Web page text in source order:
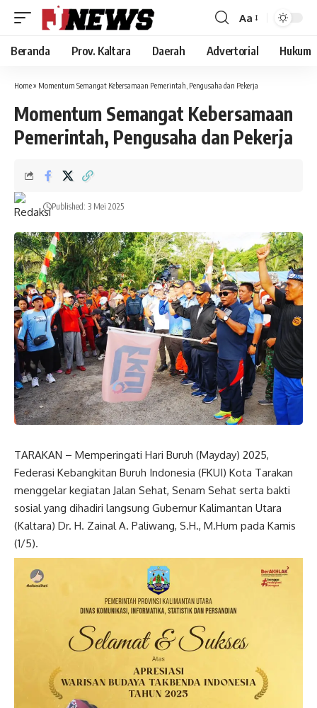
Font
Resizer
Aa
Beranda Prov. Kaltara Daerah Advertorial Hukum
Home» Momentum Semangat Kebersamaan Pemerintah, Pengusaha dan Pekerja
Momentum Semangat Kebersamaan
Pemerintah, Pengusaha dan Pekerja
Published: 3 Mei 2025
TARAKAN – Memperingati Hari Buruh (Mayday) 2025,
Federasi Kebangkitan Buruh Indonesia (FKUI) Kota Tarakan
menggelar kegiatan Jalan Sehat, Senam Sehat serta bakti
sosial yang dihadiri langsung Gubernur Kalimantan Utara
(Kaltara) Dr. H. Zainal A. Paliwang, S.H., M.Hum pada Kamis
(1/5).